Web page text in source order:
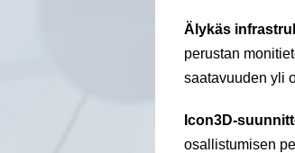
Älykäs
perustan
saatavuuden yli
Icon3D-
osallistumisen